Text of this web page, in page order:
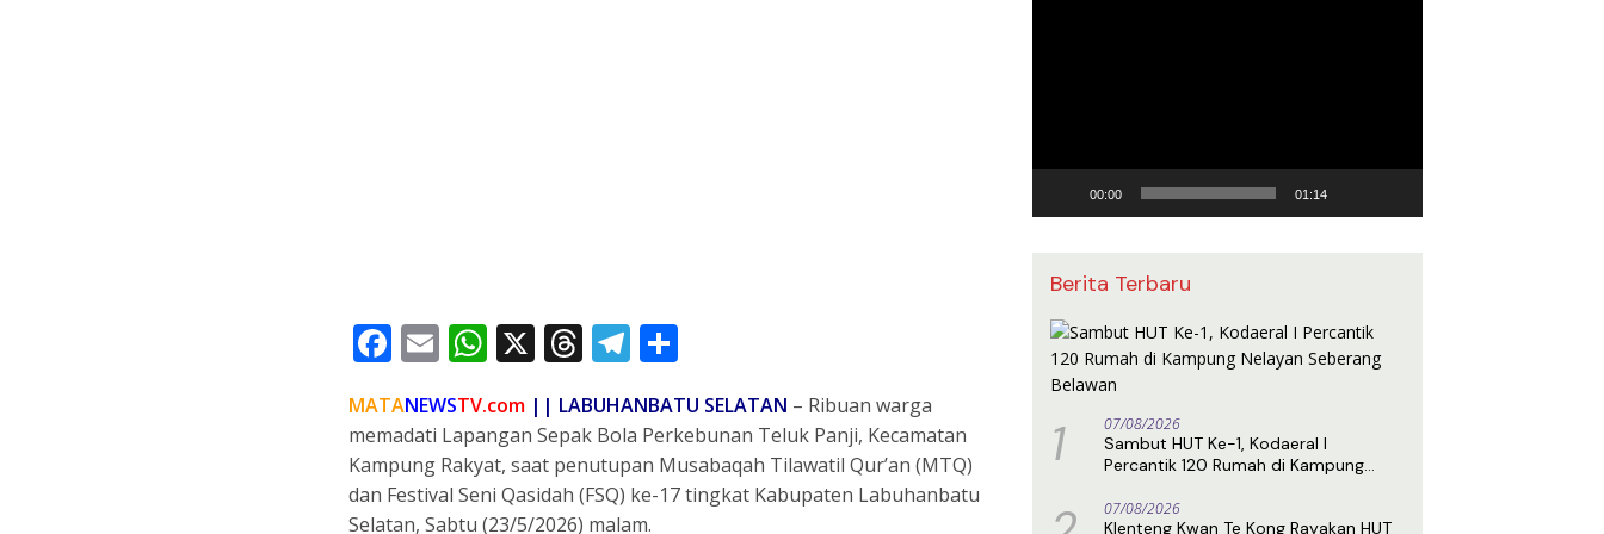
F
e
b
o
E
ai
l
W
at
s
A
X T
re
a
d
T
e
gr
a
ar
e
MATANEWSTV.com || LABUHANBATU SELATAN – Ribuan warga
memadati Lapangan Sepak Bola Perkebunan Teluk Panji, Kecamatan
Kampung Rakyat, saat penutupan Musabaqah Tilawatil Qur’an (MTQ)
dan Festival Seni Qasidah (FSQ) ke-17 tingkat Kabupaten Labuhanbatu
Selatan, Sabtu (23/5/2026) malam.
00:00 01:14
Berita Terbaru
1 07/08/2026
Sambut HUT Ke-1, Kodaeral I
Percantik 120 Rumah di Kampung
07/08/2026
Klenteng Kwan Te Kong Rayakan HUT